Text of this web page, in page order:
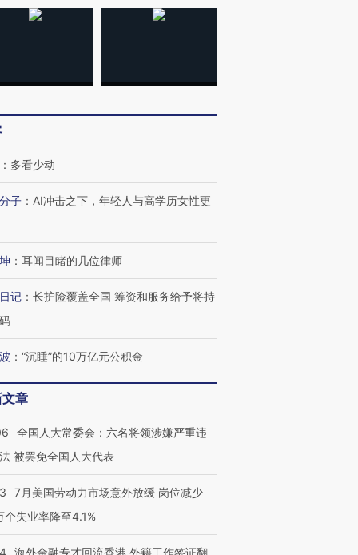
体内含3种
度Z世代 用街头抗争将教
育部长拱下台
飞地休达
“链”接产
【特别呈现】寻找100种
CFO：不靠规模取胜，华
： 多看少动
子 ： AI冲击之下，年轻人与高学历女性更
： 耳闻目睹的几位律师
记 ： 长护险覆盖全国 筹资和服务给予将持
： “沉睡”的10万亿元公积金
章
全国人大常委会：六名将领涉嫌严重违
被罢免全国人大代表
7月美国劳动力市场意外放缓 岗位减少
个失业率降至4.1%
海外金融专才回流香港 外籍工作签证翻